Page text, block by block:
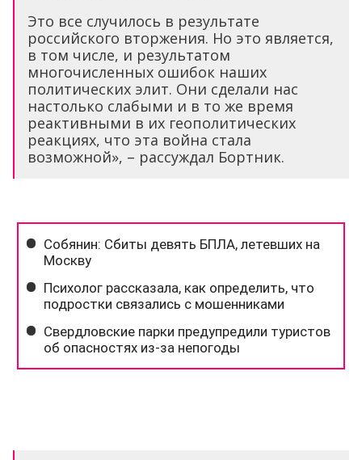
Это все случилось в результате
российского вторжения. Но это является,
в том числе, и результатом
многочисленных ошибок наших
политических элит. Они сделали нас
настолько слабыми и в то же время
реактивными в их геополитических
реакциях, что эта война стала
возможной», – рассуждал Бортник.